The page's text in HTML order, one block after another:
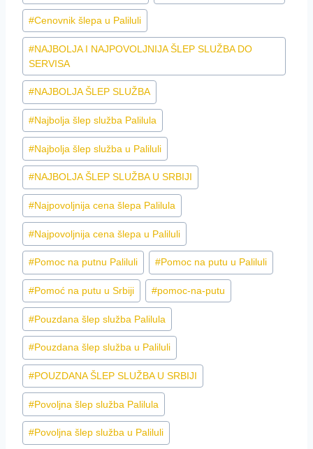
#Cenovnik šlepa u Paliluli
#NAJBOLJA I NAJPOVOLJNIJA ŠLEP SLUŽBA DO
SERVISA
#NAJBOLJA ŠLEP SLUŽBA
#Najbolja šlep služba Palilula
#Najbolja šlep služba u Paliluli
#NAJBOLJA ŠLEP SLUŽBA U SRBIJI
#Najpovoljnija cena šlepa Palilula
#Najpovoljnija cena šlepa u Paliluli
#Pomoc na putnu Paliluli #Pomoc na putu u Paliluli
#Pomoć na putu u Srbiji #pomoc-na-putu
#Pouzdana šlep služba Palilula
#Pouzdana šlep služba u Paliluli
#POUZDANA ŠLEP SLUŽBA U SRBIJI
#Povoljna šlep služba Palilula
#Povoljna šlep služba u Paliluli